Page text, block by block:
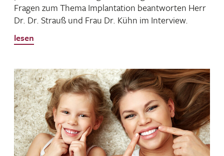
Fragen zum Thema Implan­ta­tion beant­worten Herr
Dr. Dr. Strauß und Frau Dr. Kühn im Interview.
lesen